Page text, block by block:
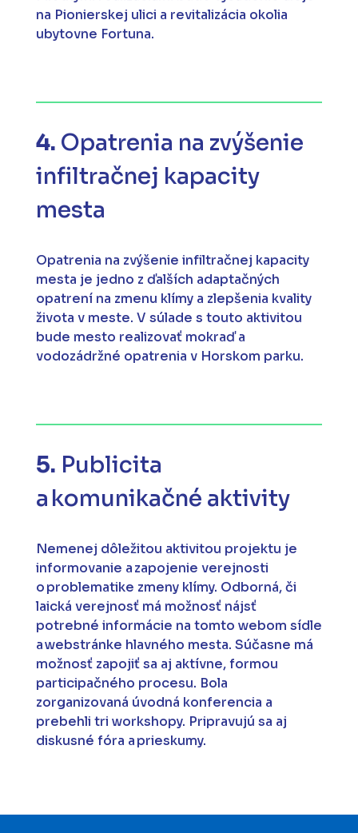
na Pionierskej ulici a revitalizácia okolia
ubytovne Fortuna.
4. Opatrenia na zvýšenie
infiltračnej kapacity
mesta
Opatrenia na zvýšenie infiltračnej kapacity
mesta je jedno z ďalších adaptačných
opatrení na zmenu klímy a zlepšenia kvality
života v meste. V súlade s touto aktivitou
bude mesto realizovať mokraď a
vodozádržné opatrenia v Horskom parku.
5. Publicita
a komunikačné aktivity
Nemenej dôležitou aktivitou projektu je
informovanie a zapojenie verejnosti
o problematike zmeny klímy. Odborná, či
laická verejnosť má možnosť nájsť
potrebné informácie na tomto webom sídle
a webstránke hlavného mesta. Súčasne má
možnosť zapojiť sa aj aktívne, formou
participačného procesu. Bola
zorganizovaná úvodná konferencia a
prebehli tri workshopy. Pripravujú sa aj
diskusné fóra a prieskumy.